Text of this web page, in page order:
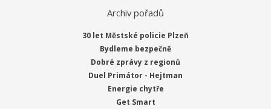
Archiv pořadů
30 let Městské policie Plzeň
Bydleme bezpečně
Dobré zprávy z regionů
Duel Primátor - Hejtman
Energie chytře
Get Smart